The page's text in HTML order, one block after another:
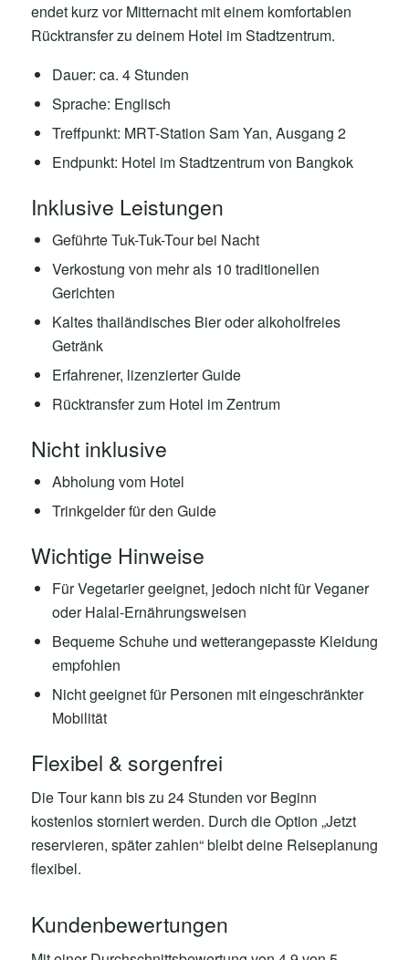
endet kurz vor Mitternacht mit einem komfortablen
Rücktransfer zu deinem Hotel im Stadtzentrum.
Dauer: ca. 4 Stunden
Sprache: Englisch
Treffpunkt: MRT-Station Sam Yan, Ausgang 2
Endpunkt: Hotel im Stadtzentrum von Bangkok
Inklusive Leistungen
Geführte Tuk-Tuk-Tour bei Nacht
Verkostung von mehr als 10 traditionellen
Gerichten
Kaltes thailändisches Bier oder alkoholfreies
Getränk
Erfahrener, lizenzierter Guide
Rücktransfer zum Hotel im Zentrum
Nicht inklusive
Abholung vom Hotel
Trinkgelder für den Guide
Wichtige Hinweise
Für Vegetarier geeignet, jedoch nicht für Veganer
oder Halal-Ernährungsweisen
Bequeme Schuhe und wetterangepasste Kleidung
empfohlen
Nicht geeignet für Personen mit eingeschränkter
Mobilität
Flexibel & sorgenfrei
Die Tour kann bis zu 24 Stunden vor Beginn
kostenlos storniert werden. Durch die Option „Jetzt
reservieren, später zahlen“ bleibt deine Reiseplanung
flexibel.
Kundenbewertungen